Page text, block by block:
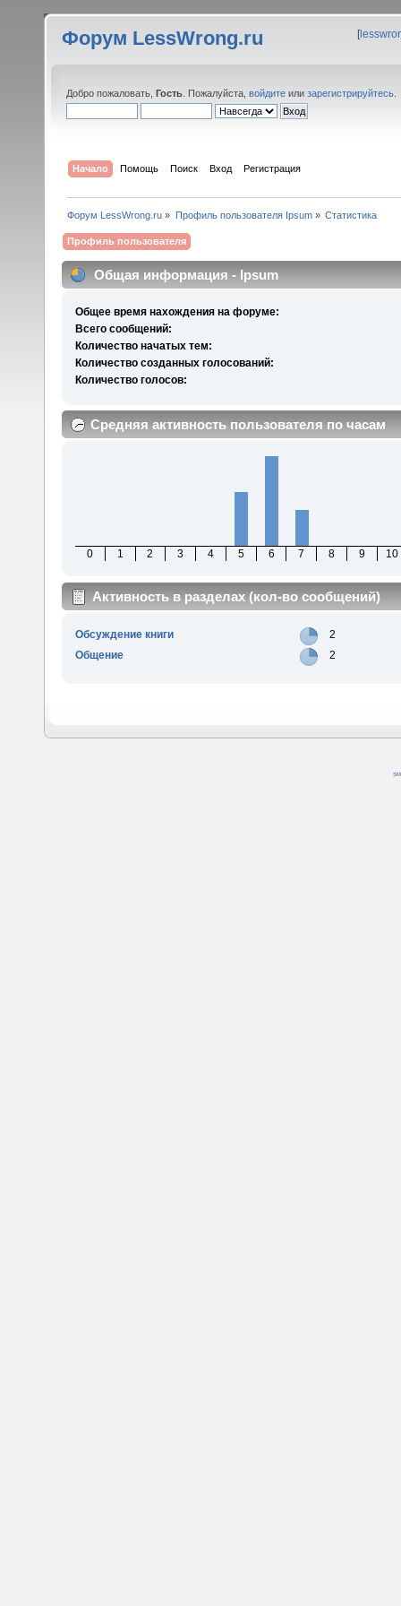
Форум LessWrong.ru [
Добро пожаловать, Гость . Пожалуйста, войдите или зарегистрируйтесь
Начало Помощь Поиск Вход Регистрация
Форум LessWrong.ru » Профиль пользователя Ipsum» Статистика
Профиль пользователя
Общая информация - Ipsum
Общее время нахождения на форуме:
Всего сообщений:
Количество начатых тем:
Количество созданных голосований:
Количество голосов:
Средняя активность пользователя по часам
0 1 2 3 4 5 6 7 8 9 10
Активность в разделах (кол-во сообщений)
Обсуждение книги
2
Общение
2